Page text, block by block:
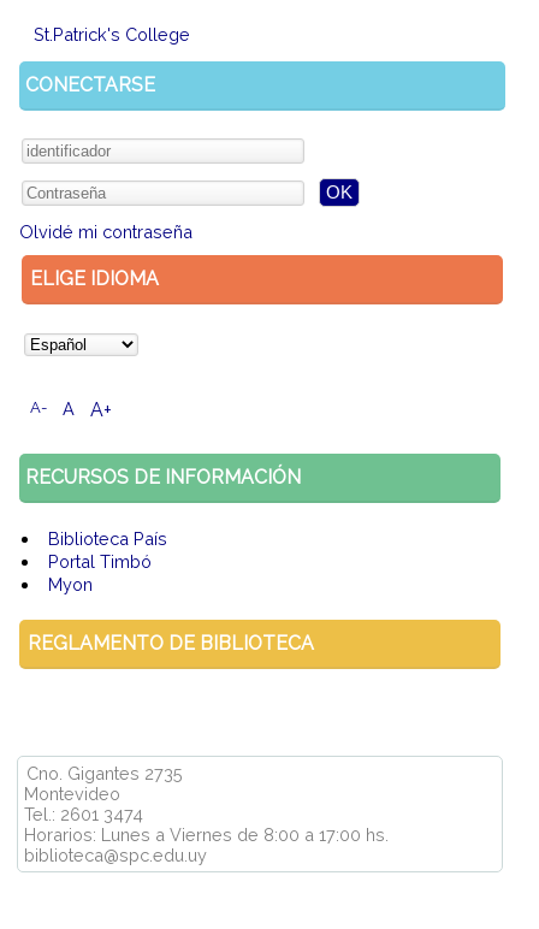
St.Patrick's College
A- A A+
ELIGE IDIOMA
RECURSOS DE INFORMACIÓN
Biblioteca País
Portal Timbó
Myon
REGLAMENTO DE BIBLIOTECA
Cno. Gigantes 2735
Montevideo
Tel.: 2601 3474
Horarios: Lunes a Viernes de 8:00 a 17:00 hs.
biblioteca@spc.edu.uy
CONECTARSE
Olvidé mi contraseña